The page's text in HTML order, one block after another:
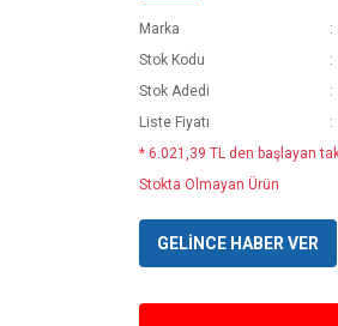
Marka
Stok Kodu
Stok Adedi
Liste Fiyatı
* 6.021,39 TL den başlayan
Stokta Olmayan Ürün
GELİNCE HABER VER